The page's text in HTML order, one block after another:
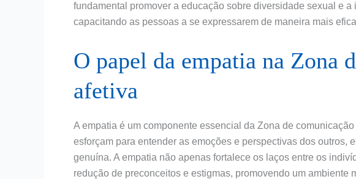
fundamental promover a educação sobre diversidade sexual e
capacitando as pessoas a se expressarem de maneira mais
O papel da empatia na Zona
afetiva
A empatia é um componente essencial da Zona de
esforçam para entender as emoções e perspectivas dos outros,
genuína. A empatia não apenas fortalece os laços entre os
redução de preconceitos e estigmas, promovendo um ambiente